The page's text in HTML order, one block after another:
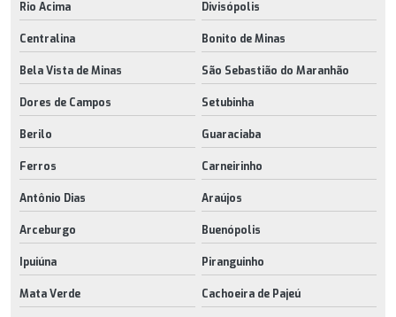
Rio Acima Divisópolis
Centralina Bonito de Minas
Bela Vista de Minas São Sebastião do Maranhão
Dores de Campos Setubinha
Berilo Guaraciaba
Ferros Carneirinho
Antônio Dias Araújos
Arceburgo Buenópolis
Ipuiúna Piranguinho
Mata Verde Cachoeira de Pajeú